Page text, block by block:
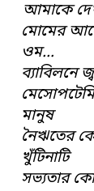
আমাকে
মোমের
ওম…
ব্যাবিলনে
মানুষ
নৈঋতের
খুঁটিনাটি
সভ্যতার